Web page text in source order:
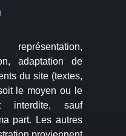
adaptation de
du site (textes,
le moyen ou le
interdite, sauf
part. Les autres